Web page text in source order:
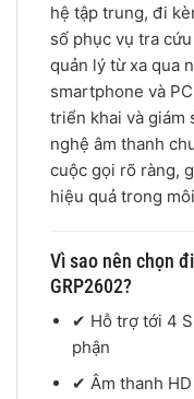
hệ tập trung, đi
số phục vụ tra
quản lý từ xa qua
smartphone và
triển khai và giám
nghệ âm thanh
cuộc gọi rõ ràng,
hiệu quả trong
Vì sao nên chọn
GRP2602?
✔ Hỗ trợ tới 4
phận
✔ Âm thanh